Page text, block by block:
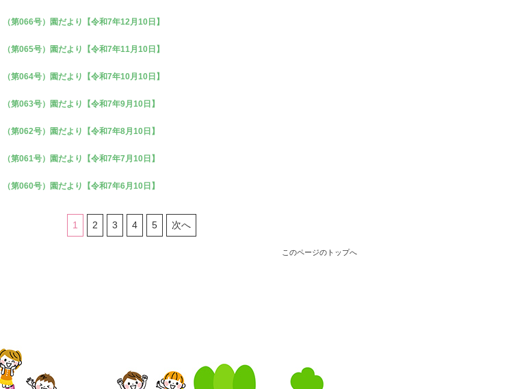
（第066号）園だより【令和7年12月10日】
（第065号）園だより【令和7年11月10日】
（第064号）園だより【令和7年10月10日】
（第063号）園だより【令和7年9月10日】
（第062号）園だより【令和7年8月10日】
（第061号）園だより【令和7年7月10日】
（第060号）園だより【令和7年6月10日】
1 2 3 4 5 次へ
このページのトップへ